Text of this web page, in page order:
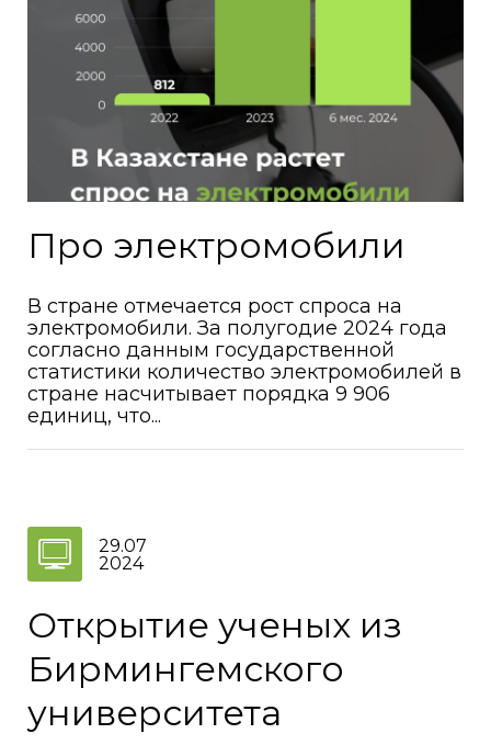
Про электромобили
В стране отмечается рост спроса на
электромобили. За полугодие 2024 года
согласно данным государственной
статистики количество электромобилей в
стране насчитывает порядка 9 906
единиц, что...
29.07
2024
Открытие ученых из
Бирмингемского
университета